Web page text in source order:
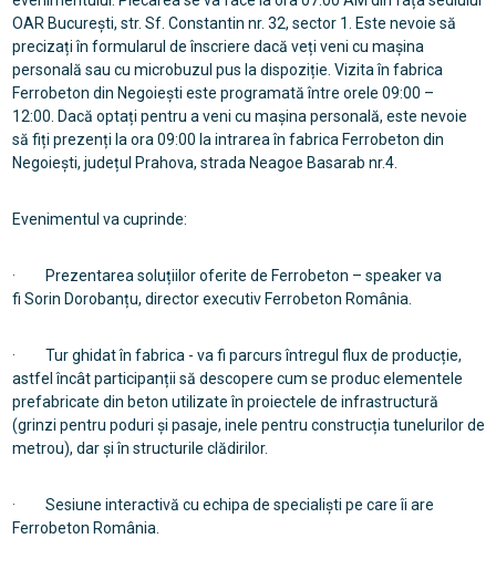
OAR București, str. Sf. Constantin nr. 32, sector 1. Este nevoie să
precizați în formularul de înscriere dacă veți veni cu mașina
personală sau cu microbuzul pus la dispoziție. Vizita în fabrica
Ferrobeton din Negoiești este programată între orele 09:00 –
12:00. Dacă optați pentru a veni cu mașina personală, este nevoie
să fiți prezenți la ora 09:00 la intrarea în fabrica Ferrobeton din
Negoiești, județul Prahova, strada Neagoe Basarab nr.4.
Evenimentul va cuprinde:
· Prezentarea soluțiilor oferite de Ferrobeton – speaker va
fi Sorin Dorobanțu, director executiv Ferrobeton România.
· Tur ghidat în fabrica - va fi parcurs întregul flux de producție,
astfel încât participanții să descopere cum se produc elementele
prefabricate din beton utilizate în proiectele de infrastructură
(grinzi pentru poduri și pasaje, inele pentru construcția tunelurilor de
metrou), dar și în structurile clădirilor.
· Sesiune interactivă cu echipa de specialiști pe care îi are
Ferrobeton România.